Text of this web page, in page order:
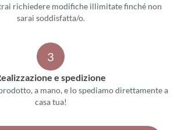
richiedere modifiche illimitate finché non
sarai soddisfatta/o.
3
e spedizione
a mano, e lo spediamo direttamente a
casa tua!